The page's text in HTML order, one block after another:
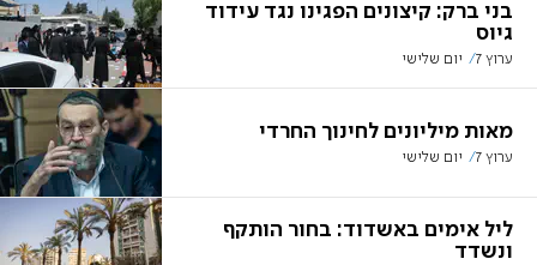
בני ברק: קיצונים הפגינו נגד עידוד
גיוס
ערוץ 7 יום שלישי
מאות מיליונים לחינוך החרדי
ערוץ 7 יום שלישי
ליל אימים באשדוד: בחור הותקף
ונשדד